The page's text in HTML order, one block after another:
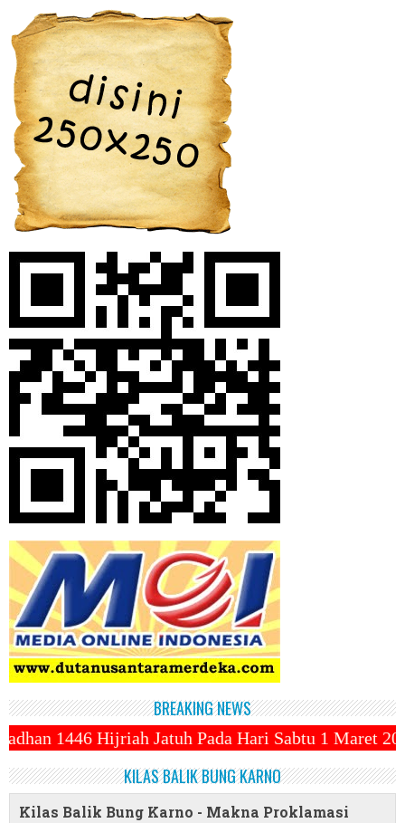
BREAKING NEWS
Pada Hari Sabtu 1 Maret 2025 ~||~ 1 Syawal
KILAS BALIK BUNG KARNO
Kilas Balik Bung Karno - Makna Proklamasi